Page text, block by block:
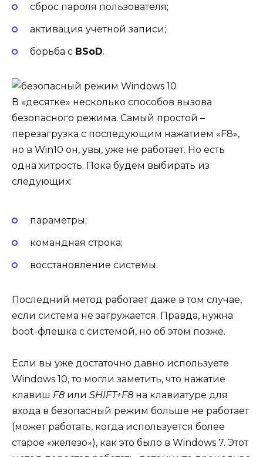
сброс пароля пользователя;
активация учетной записи;
борьба с BSoD.
В «десятке» несколько способов вызова
безопасного режима. Самый простой –
перезагрузка с последующим нажатием «F8»,
но в Win10 он, увы, уже не работает. Но есть
одна хитрость. Пока будем выбирать из
следующих:
параметры;
командная строка;
восстановление системы.
Последний метод работает даже в том случае,
если система не загружается. Правда, нужна
boot-флешка с системой, но об этом позже.
Если вы уже достаточно давно используете
Windows 10, то могли заметить, что нажатие
клавиш F8 или SHIFT+F8 на клавиатуре для
входа в безопасный режим больше не работает
(может работать, когда используется более
старое «железо»), как это было в Windows 7. Этот